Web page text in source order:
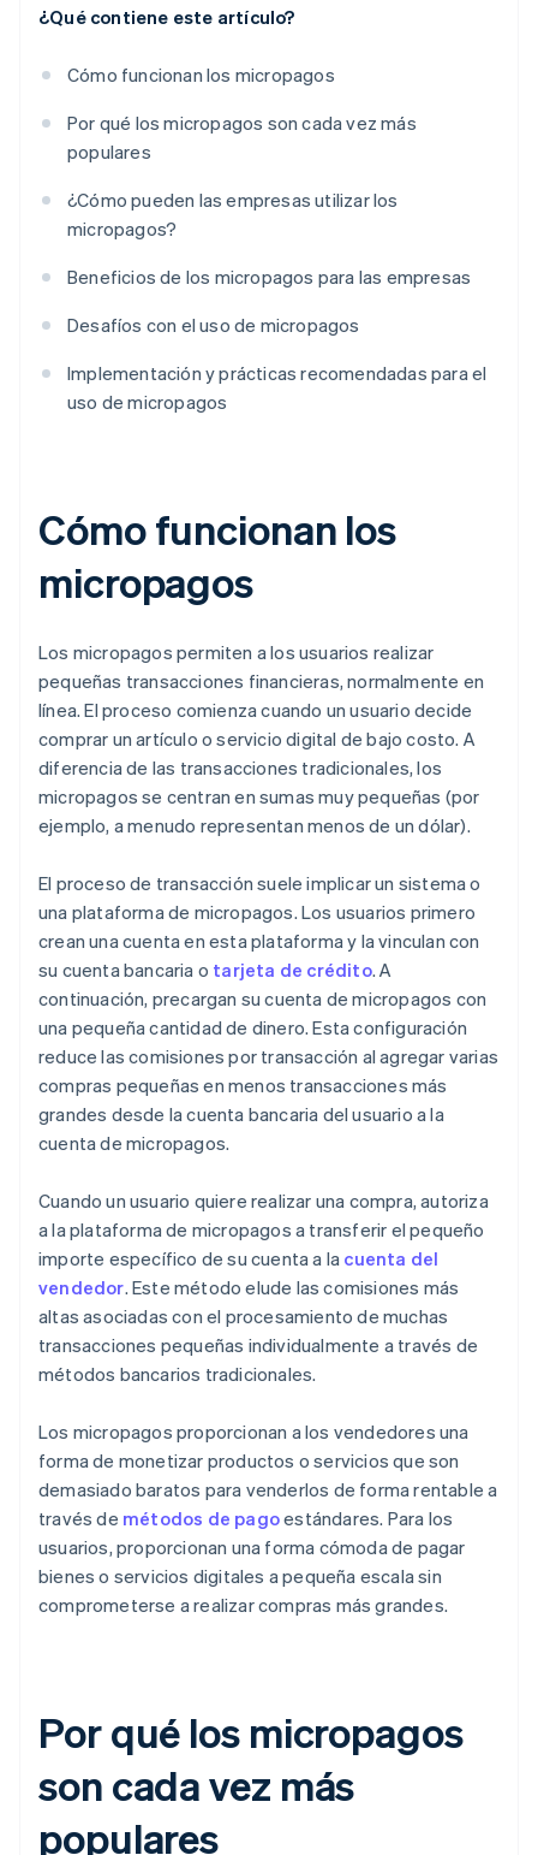
¿Qué contiene este artículo?
Cómo funcionan los micropagos
Por qué los micropagos son cada vez más
populares
¿Cómo pueden las empresas utilizar los
micropagos?
Beneficios de los micropagos para las empresas
Desafíos con el uso de micropagos
Implementación y prácticas recomendadas para el
uso de micropagos
Cómo funcionan los
micropagos
Los micropagos permiten a los usuarios realizar
pequeñas transacciones financieras, normalmente en
línea. El proceso comienza cuando un usuario decide
comprar un artículo o servicio digital de bajo costo. A
diferencia de las transacciones tradicionales, los
micropagos se centran en sumas muy pequeñas (por
ejemplo, a menudo representan menos de un dólar).
El proceso de transacción suele implicar un sistema o
una plataforma de micropagos. Los usuarios primero
crean una cuenta en esta plataforma y la vinculan con
su cuenta bancaria o tarjeta de crédito. A
continuación, precargan su cuenta de micropagos con
una pequeña cantidad de dinero. Esta configuración
reduce las comisiones por transacción al agregar varias
compras pequeñas en menos transacciones más
grandes desde la cuenta bancaria del usuario a la
cuenta de micropagos.
Cuando un usuario quiere realizar una compra, autoriza
a la plataforma de micropagos a transferir el pequeño
importe específico de su cuenta a la cuenta del
vendedor. Este método elude las comisiones más
altas asociadas con el procesamiento de muchas
transacciones pequeñas individualmente a través de
métodos bancarios tradicionales.
Los micropagos proporcionan a los vendedores una
forma de monetizar productos o servicios que son
demasiado baratos para venderlos de forma rentable a
través de métodos de pagoestándares. Para los
usuarios, proporcionan una forma cómoda de pagar
bienes o servicios digitales a pequeña escala sin
comprometerse a realizar compras más grandes.
Por qué los micropagos
son cada vez más
populares